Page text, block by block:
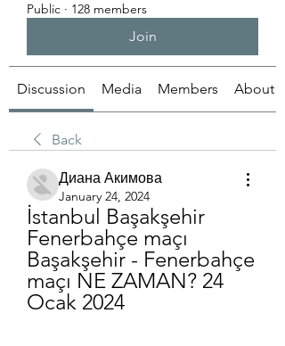
Public · 128 members
Join
Discussion Media Members About
Back
Диана Акимова
January 24, 2024
İstanbul Başakşehir
Fenerbahçe maçı
Başakşehir - Fenerbahçe
maçı NE ZAMAN? 24
Ocak 2024